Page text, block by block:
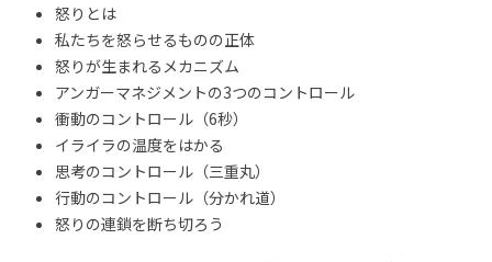
怒りとは
私たちを怒らせるものの正体
怒りが生まれるメカニズム
アンガーマネジメントの3つのコントロール
衝動のコントロール（6秒）
イライラの温度をはかる
思考のコントロール（三重丸）
行動のコントロール（分かれ道）
怒りの連鎖を断ち切ろう